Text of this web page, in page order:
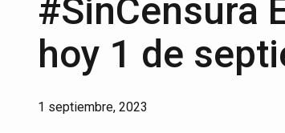
#SinCensura
hoy 1 de
1 septiembre, 2023